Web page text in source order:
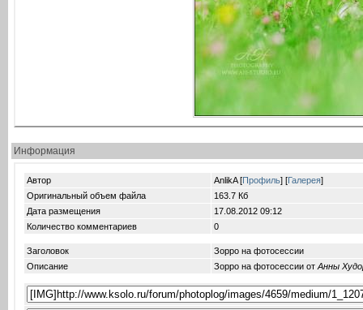
Информация
Автор AnlikA [Профиль] [Галерея]
Оригинальный объем файла
163.7 Кб
Дата размещения
17.08.2012 09:12
Количество комментариев
0
Заголовок
Зорро на фотосессии
Описание
Зорро на фотосессии от Анны